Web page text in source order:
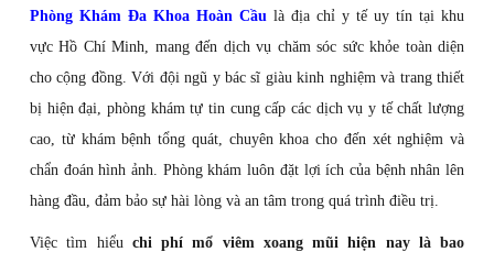
Phòng Khám Đa Khoa Hoàn Cầu là địa chỉ y tế uy tín tại khu
vực Hồ Chí Minh, mang đến dịch vụ chăm sóc sức khỏe toàn diện
cho cộng đồng. Với đội ngũ y bác sĩ giàu kinh nghiệm và trang thiết
bị hiện đại, phòng khám tự tin cung cấp các dịch vụ y tế chất lượng
cao, từ khám bệnh tổng quát, chuyên khoa cho đến xét nghiệm và
chẩn đoán hình ảnh. Phòng khám luôn đặt lợi ích của bệnh nhân lên
hàng đầu, đảm bảo sự hài lòng và an tâm trong quá trình điều trị.
Việc tìm hiểu chi phí mổ viêm xoang mũi hiện nay là bao